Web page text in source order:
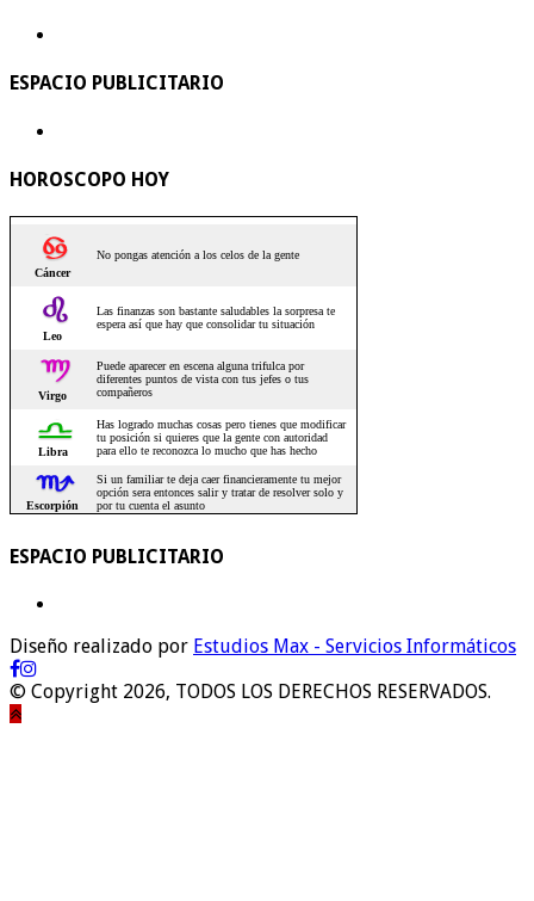
ESPACIO PUBLICITARIO
HOROSCOPO HOY
ESPACIO PUBLICITARIO
Diseño realizado por Estudios Max - Servicios Informáticos
© Copyright 2026, TODOS LOS DERECHOS RESERVADOS.